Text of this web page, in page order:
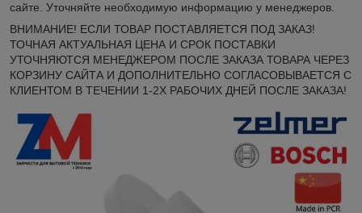
сайте. Уточняйте необходимую информацию у менеджеров.
ВНИМАНИЕ! ЕСЛИ ТОВАР ПОСТАВЛЯЕТСЯ ПОД ЗАКАЗ!
ТОЧНАЯ АКТУАЛЬНАЯ ЦЕНА И СРОК ПОСТАВКИ
УТОЧНЯЮТСЯ МЕНЕДЖЕРОМ ПОСЛЕ ЗАКАЗА ТОВАРА ЧЕРЕЗ
КОРЗИНУ САЙТА И ДОПОЛНИТЕЛЬНО СОГЛАСОВЫВАЕТСЯ С
КЛИЕНТОМ В ТЕЧЕНИИ 1-2Х РАБОЧИХ ДНЕЙ ПОСЛЕ ЗАКАЗА!